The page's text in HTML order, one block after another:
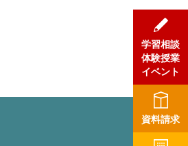
学習相談
体験授業
イベント
資料請求